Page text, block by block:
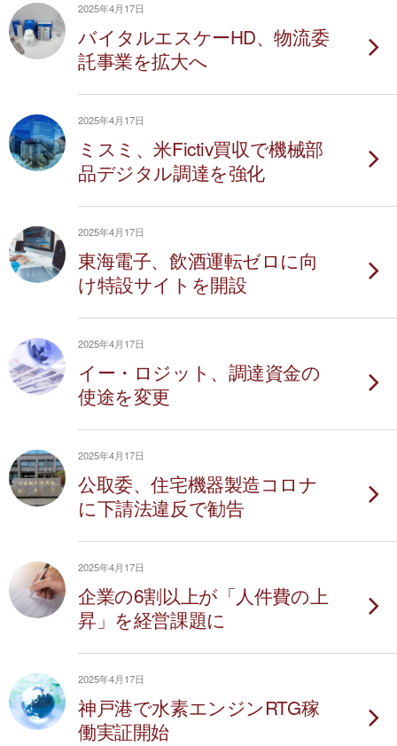
2025年4月17日
バイタルエスケーHD、物流委
託事業を拡大へ
2025年4月17日
ミスミ、米Fictiv買収で機械部
品デジタル調達を強化
2025年4月17日
東海電子、飲酒運転ゼロに向
け特設サイトを開設
2025年4月17日
イー・ロジット、調達資金の
使途を変更
2025年4月17日
公取委、住宅機器製造コロナ
に下請法違反で勧告
2025年4月17日
企業の6割以上が「人件費の上
昇」を経営課題に
2025年4月17日
神戸港で水素エンジンRTG稼
働実証開始